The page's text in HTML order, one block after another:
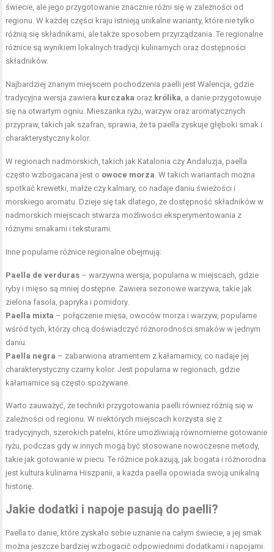
świecie, ale jego przygotowanie znacznie różni się w zależności od
regionu. W każdej części kraju istnieją unikalne warianty, które nie tylko
różnią się składnikami, ale także sposobem przyrządzania. Te regionalne
różnice są wynikiem lokalnych tradycji kulinarnych oraz dostępności
składników.
Najbardziej znanym miejscem pochodzenia paelli jest Walencja, gdzie
tradycyjna wersja zawiera kurczaka oraz królika, a danie przygotowuje
się na otwartym ogniu. Mieszanka ryżu, warzyw oraz aromatycznych
przypraw, takich jak szafran, sprawia, że ta paella zyskuje głęboki smak i
charakterystyczny kolor.
W regionach nadmorskich, takich jak Katalonia czy Andaluzja, paella
często wzbogacana jest o owoce morza. W takich wariantach można
spotkać krewetki, małże czy kalmary, co nadaje daniu świeżości i
morskiego aromatu. Dzieje się tak dlatego, że dostępność składników w
nadmorskich miejscach stwarza możliwości eksperymentowania z
różnymi smakami i teksturami.
Inne popularne różnice regionalne obejmują:
Paella de verduras – warzywna wersja, popularna w miejscach, gdzie
ryby i mięso są mniej dostępne. Zawiera sezonowe warzywa, takie jak
zielona fasola, papryka i pomidory.
Paella mixta – połączenie mięsa, owoców morza i warzyw, popularne
wśród tych, którzy chcą doświadczyć różnorodności smaków w jednym
daniu.
Paella negra – zabarwiona atramentem z kałamarnicy, co nadaje jej
charakterystyczny czarny kolor. Jest popularna w regionach, gdzie
kałamarnice są często spożywane.
Warto zauważyć, że techniki przygotowania paelli również różnią się w
zależności od regionu. W niektórych miejscach korzysta się z
tradycyjnych, szerokich patelni, które umożliwiają równomierne gotowanie
ryżu, podczas gdy w innych mogą być stosowane nowoczesne metody,
takie jak gotowanie w piecu. Te różnice pokazują, jak bogata i różnorodna
jest kultura kulinarna Hiszpanii, a każda paella opowiada swoją unikalną
historię.
Jakie dodatki i napoje pasują do paelli?
Paella to danie, które zyskało sobie uznanie na całym świecie, a jej smak
można jeszcze bardziej wzbogacić odpowiednimi dodatkami i napojami.